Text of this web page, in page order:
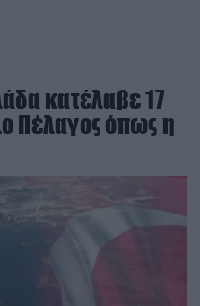
κατέλαβε 17
Πέλαγος όπως η